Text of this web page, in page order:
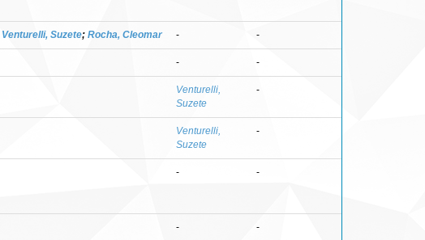
Venturelli, Suzete; Rocha, Cleomar - -
- -
Venturelli,
Suzete
-
Venturelli,
Suzete
-
- -
- -